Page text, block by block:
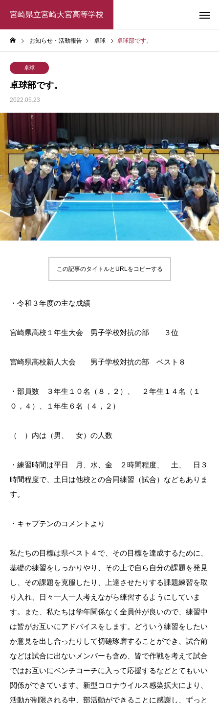
宮崎県立宮崎大宮高等学校
お知らせ・活動報告 卓球 卓球部です。
卓球
卓球部です。
2022.05.23
この記事のタイトルとURLをコピーする
・令和３年度の主な成績
宮崎県高校１年生大会 男子学校対抗の部 ３位
宮崎県高校新人大会 男子学校対抗の部 ベスト８
・部員数 ３年生１０名（８，２）、 ２年生１４名（１
０，４）、１年生６名（４，２）
（ ）内は（男、 女）の人数
・練習時間は平日 月、水、金 ２時間程度、 土、 日３
時間程度で、土日は他校との合同練習（試合）などもありま
す。
・キャプテンのコメントより
私たちの目標は県ベスト４で、その目標を達成するために、
基礎の練習をしっかりやり、その上で自ら自分の課題を発見
し、その課題を克服したり、上達させたりする課題練習を取
り入れ、日々一人一人考えながら練習するようにしていま
す。また、私たちは学年関係なく全員仲が良いので、練習中
は皆がお互いにアドバイスをします。どういう練習をしたい
か意見を出し合ったりして切磋琢磨することができ、試合前
などは試合に出ないメンバーも含め、皆で作戦を考えて試合
ではお互いにベンチコーチに入って応援するなどとてもいい
関係ができています。新型コロナウイルス感染拡大により、
活動が制限される中、部活動ができることに感謝し、ずっと